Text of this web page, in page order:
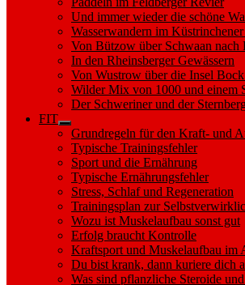
Und immer wieder die schöne
Wasserwandern im
Von Bützow über Schwaan nach
In den Rheinsberger Gewässern
Von Wustrow über die Insel
Wilder Mix von 1000 und einem
Der Schweriner und der
FIT
Show
sub
menu
Grundregeln für den Kraft- und
Typische Trainingsfehler
Sport und die Ernährung
Typische Ernährungsfehler
Stress, Schlaf und Regeneration
Trainingsplan zur
Wozu ist Muskelaufbau sonst gut
Erfolg braucht Kontrolle
Kraftsport und Muskelaufbau im
Du bist krank, dann kuriere dich
Was sind pflanzliche Steroide